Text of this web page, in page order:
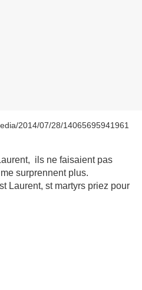
ils ne faisaient pas
surprennent plus.
Laurent, st martyrs priez pour